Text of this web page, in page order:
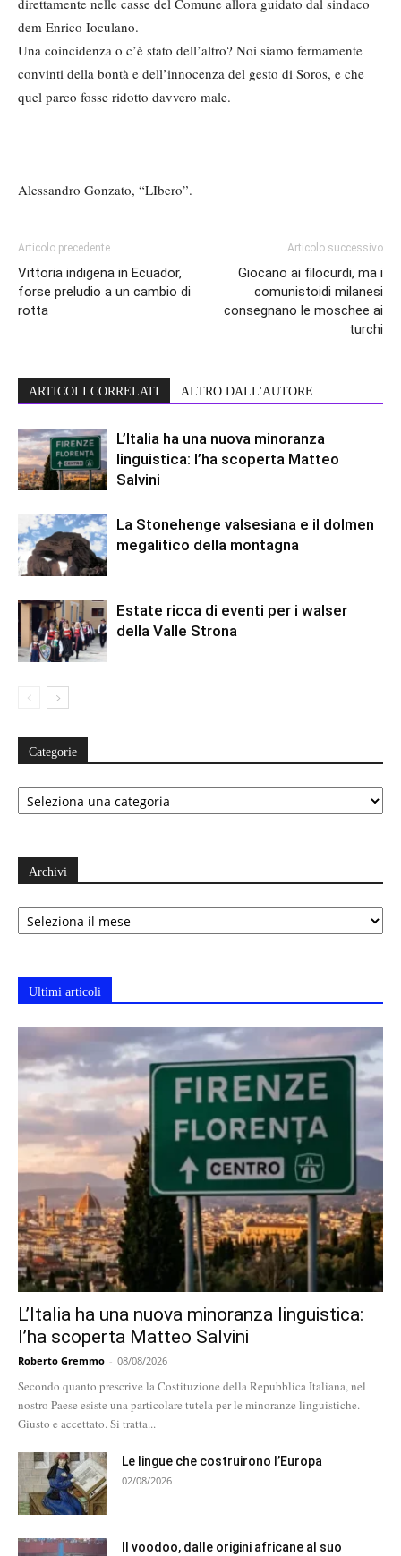
dem Enrico Ioculano.
Una coincidenza o c’è stato dell’altro? Noi siamo fermamente
convinti della bontà e dell’innocenza del gesto di Soros, e che
quel parco fosse ridotto davvero male.
Alessandro Gonzato, “LIbero”.
Articolo precedente
Vittoria indigena in Ecuador,
forse preludio a un cambio di
rotta
Articolo successivo
Giocano ai filocurdi, ma i
comunistoidi milanesi
consegnano le moschee ai
turchi
ARTICOLI CORRELATI ALTRO DALL'AUTORE
L’Italia ha una nuova minoranza
linguistica: l’ha scoperta Matteo
Salvini
La Stonehenge valsesiana e il dolmen
megalitico della montagna
Estate ricca di eventi per i walser
della Valle Strona
Categorie
Categorie
Archivi
Archivi
Ultimi articoli
L’Italia ha una nuova minoranza linguistica:
l’ha scoperta Matteo Salvini
Roberto Gremmo - 08/08/2026
Secondo quanto prescrive la Costituzione della Repubblica Italiana, nel
nostro Paese esiste una particolare tutela per le minoranze linguistiche.
Giusto e accettato. Si tratta...
Le lingue che costruirono l’Europa
02/08/2026
Il voodoo, dalle origini africane al suo